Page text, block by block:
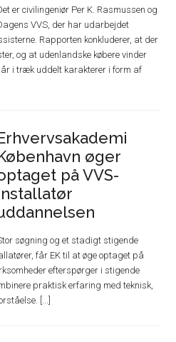
er civilingeniør Per K. Rasmussen og
VVS, der har udarbejdet
Rapporten konkluderer, at der
og at udenlandske købere vinder
i træk uddelt karakterer i form af
øger
på VVS-
søgning og et stadigt stigende
får EK til at øge optaget på
efterspørger i stigende
praktisk erfaring med teknisk,
[...]